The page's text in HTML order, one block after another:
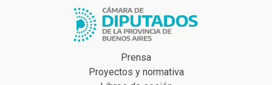
Prensa
Proyectos y normativa